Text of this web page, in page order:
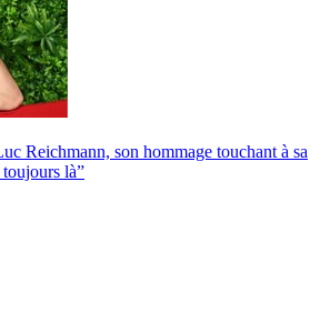
Reichmann, son hommage touchant à sa
toujours là”